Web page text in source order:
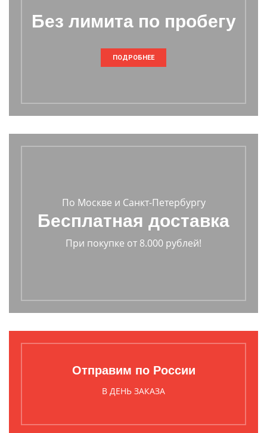
Без лимита по пробегу
ПОДРОБНЕЕ
По Москве и Санкт-Петербургу
Бесплатная доставка
При покупке от 8.000 рублей!
Отправим по России
В ДЕНЬ ЗАКАЗА